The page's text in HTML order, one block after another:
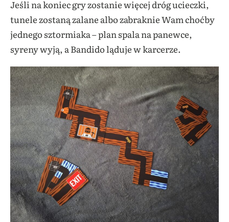
Jeśli na koniec gry zostanie więcej dróg ucieczki,
tunele zostaną zalane albo zabraknie Wam choćby
jednego sztormiaka – plan spala na panewce,
syreny wyją, a Bandido ląduje w karcerze.